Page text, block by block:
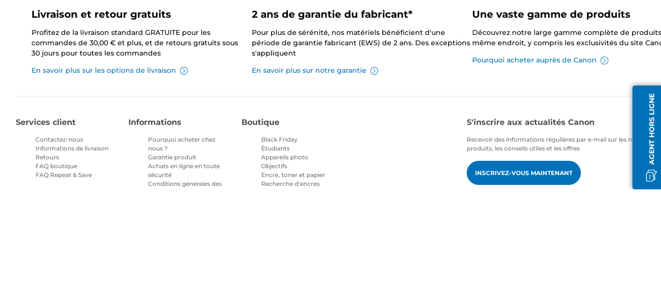
AGENT HORS LIGNE
Livraison et retour gratuits
Profitez de la livraison standard GRATUITE pour les
commandes de 30,00 € et plus, et de retours gratuits sous
30 jours pour toutes les commandes
En savoir plus sur les options de livraison
2 ans de garantie du fabricant*
Pour plus de sérénité, nos matériels bénéficient d'une
période de garantie fabricant (EWS) de 2 ans. Des exceptions
s'appliquent
En savoir plus sur notre garantie
Une vaste gamme de produits
Découvrez notre large gamme complète de
même endroit, y compris les exclusivités du site
Pourquoi acheter auprès de Canon
Services client
Contactez-nous
Informations de livraison
Retours
FAQ boutique
FAQ Repeat & Save
Informations
Pourquoi acheter chez
nous ?
Garantie produit
Achats en ligne en toute
sécurité
Conditions générales des
Boutique
Black Friday
Étudiants
Appareils photo
Objectifs
Encre, toner et papier
Recherche d'encres
S'inscrire aux actualités Canon
Recevoir des informations régulières par e-mail sur les nouveaux
produits, les conseils utiles et les offres
INSCRIVEZ-VOUS MAINTENANT